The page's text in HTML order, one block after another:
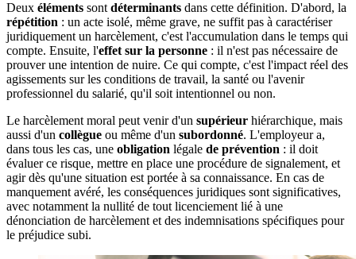
Deux éléments sont déterminants dans cette définition. D'abord, la
répétition : un acte isolé, même grave, ne suffit pas à caractériser
juridiquement un harcèlement, c'est l'accumulation dans le temps qui
compte. Ensuite, l'effet sur la personne : il n'est pas nécessaire de
prouver une intention de nuire. Ce qui compte, c'est l'impact réel des
agissements sur les conditions de travail, la santé ou l'avenir
professionnel du salarié, qu'il soit intentionnel ou non.
Le harcèlement moral peut venir d'un supérieur hiérarchique, mais
aussi d'un collègue ou même d'un subordonné. L'employeur a,
dans tous les cas, une obligation légale de prévention : il doit
évaluer ce risque, mettre en place une procédure de signalement, et
agir dès qu'une situation est portée à sa connaissance. En cas de
manquement avéré, les conséquences juridiques sont significatives,
avec notamment la nullité de tout licenciement lié à une
dénonciation de harcèlement et des indemnisations spécifiques pour
le préjudice subi.